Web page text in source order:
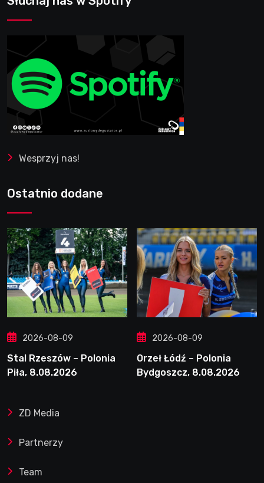
Wesprzyj nas!
Ostatnio dodane
2026-08-09
Stal Rzeszów – Polonia
Piła, 8.08.2026
2026-08-09
Orzeł Łódź – Polonia
Bydgoszcz, 8.08.2026
ZD Media
Partnerzy
Team